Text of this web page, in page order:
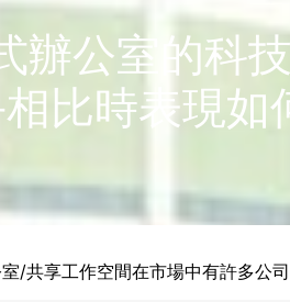
辦公室的科
比時表現如
/共享工作空間在市場中有許多公